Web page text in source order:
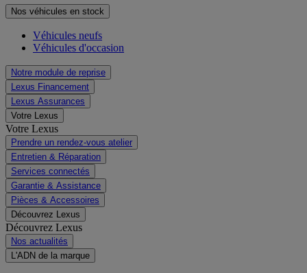
Nos véhicules en stock
Véhicules neufs
Véhicules d'occasion
Notre module de reprise
Lexus Financement
Lexus Assurances
Votre Lexus
Votre Lexus
Prendre un rendez-vous atelier
Entretien & Réparation
Services connectés
Garantie & Assistance
Pièces & Accessoires
Découvrez Lexus
Découvrez Lexus
Nos actualités
L'ADN de la marque